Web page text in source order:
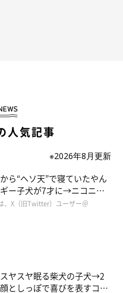
て悲鳴あげられた
ボク
人気記事
※2026年8月更新
ら“ヘソ天”で寝ていたやん
ー子犬が7才に→ニコニ
マイル”が魅力のコに成
、X（旧Twitter）ユーザー＠
ヤスヤ眠る柴犬の子犬→2
としっぽで喜びを表すコに